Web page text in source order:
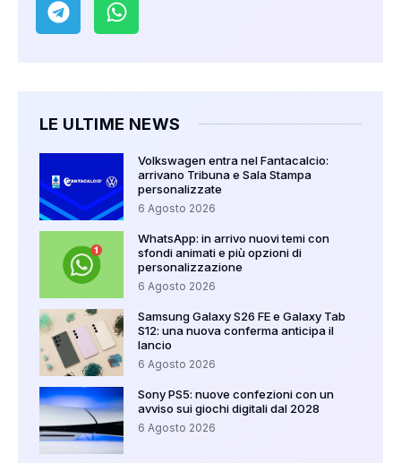
LE ULTIME NEWS
Volkswagen entra nel Fantacalcio:
arrivano Tribuna e Sala Stampa
personalizzate
6 Agosto 2026
WhatsApp: in arrivo nuovi temi con
sfondi animati e più opzioni di
personalizzazione
6 Agosto 2026
Samsung Galaxy S26 FE e Galaxy Tab
S12: una nuova conferma anticipa il
lancio
6 Agosto 2026
Sony PS5: nuove confezioni con un
avviso sui giochi digitali dal 2028
6 Agosto 2026